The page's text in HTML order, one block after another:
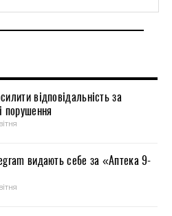
відповідальність за
порушення
видають себе за «Аптека 9-